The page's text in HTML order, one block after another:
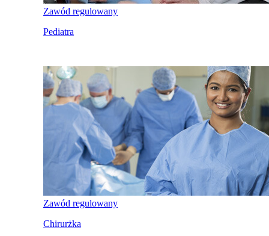
Zawód regulowany
Pediatra
Zawód regulowany
Chirurżka